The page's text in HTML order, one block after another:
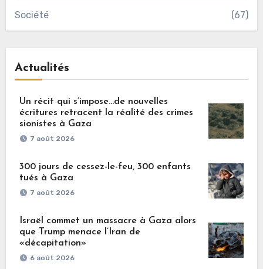
Société (67)
Actualités
Un récit qui s’impose…de nouvelles
écritures retracent la réalité des crimes
sionistes à Gaza
7 août 2026
300 jours de cessez-le-feu, 300 enfants
tués à Gaza
7 août 2026
Israël commet un massacre à Gaza alors
que Trump menace l’Iran de
«décapitation»
6 août 2026